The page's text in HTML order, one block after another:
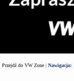
Przejdź do VW Zone | Nawigacja: